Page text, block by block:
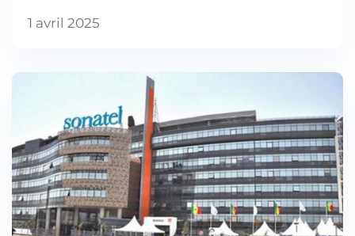
1 avril 2025